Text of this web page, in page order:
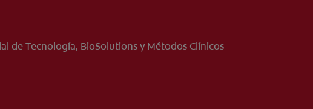
de Tecnología, BioSolutions y Métodos Clínicos